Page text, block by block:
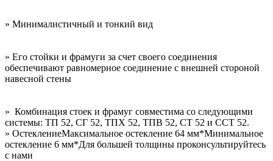
» Минималистичный и тонкий вид
» Его стойки и фрамуги за счет своего соединения
обеспечивают равномерное соединение с внешней стороной
навесной стены
» Комбинация стоек и фрамуг совместима со следующими
системы: ТП 52, СГ 52, ТПХ 52, ТПВ 52, СТ 52 и ССТ 52.
» ОстеклениеМаксимальное остекление 64 мм*Минимальное
остекление 6 мм*Для большей толщины проконсультируйтесь
с нами